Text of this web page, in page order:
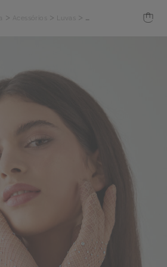
> Acessórios > > Luvas de rede